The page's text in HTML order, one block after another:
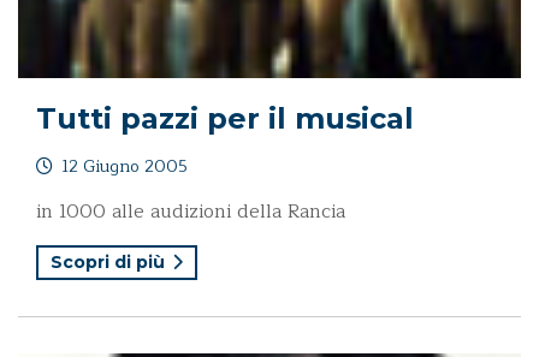
Tutti pazzi per il musical
12 Giugno 2005
in 1000 alle audizioni della Rancia
Scopri di più